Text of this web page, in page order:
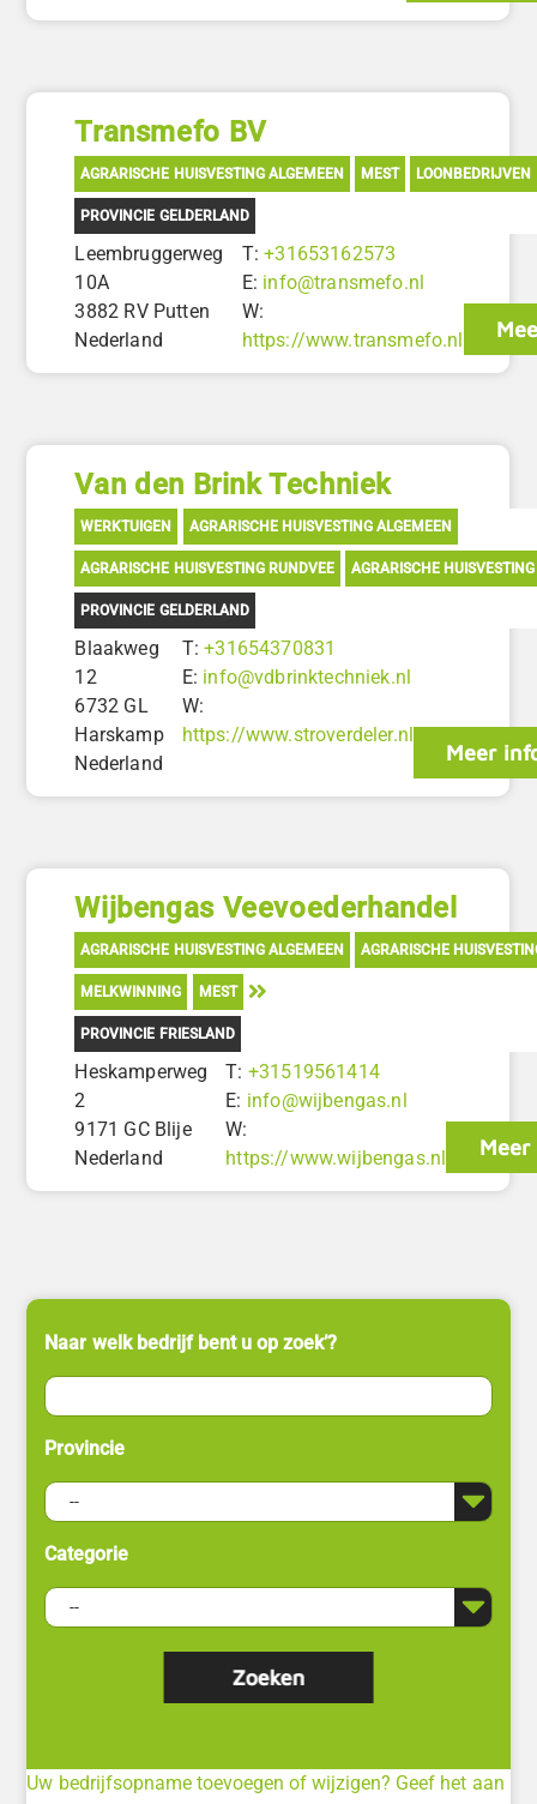
Transmefo BV
AGRARISCHE HUISVESTING ALGEMEEN MEST LOONBEDRIJVEN
PROVINCIE GELDERLAND
Leembruggerweg
10A
3882 RV Putten
Nederland
T:+31653162573
E: info@transmefo.nl
W:
https://www.transmefo.nl
Van den Brink Techniek
WERKTUIGEN AGRARISCHE HUISVESTING ALGEMEEN
AGRARISCHE HUISVESTING RUNDVEE AGRARISCHE
PROVINCIE GELDERLAND
Blaakweg
12
6732 GL
Harskamp
Nederland
T:+31654370831
E: info@vdbrinktechniek.nl
W:
https://www.stroverdeler.nl
Meer
Wijbengas Veevoederhandel
AGRARISCHE HUISVESTING ALGEMEEN AGRARISCHE
MELKWINNING MEST
PROVINCIE FRIESLAND
Heskamperweg
2
9171 GC Blije
Nederland
T: +31519561414
E: info@wijbengas.nl
W:
https://www.wijbengas.nl
Naar welk bedrijf bent u op zoek’?
Provincie
Categorie
Uw bedrijfsopname toevoegen of wijzigen? Geef het aan